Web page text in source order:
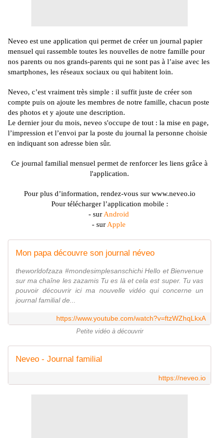
Neveo est une application qui permet de créer un journal papier
mensuel qui rassemble toutes les nouvelles de notre famille pour
nos parents ou nos grands-parents qui ne sont pas à l’aise avec les
smartphones, les réseaux sociaux ou qui habitent loin.
Neveo, c’est vraiment très simple : il suffit juste de créer son
compte puis on ajoute les membres de notre famille, chacun poste
des photos et y ajoute une description.
Le dernier jour du mois, neveo s'occupe de tout : la mise en page,
l’impression et l’envoi par la poste du journal la personne choisie
en indiquant son adresse bien sûr.
Ce journal familial mensuel permet de renforcer les liens grâce à
l'application.
Pour plus d’information, rendez-vous sur www.neveo.io
Pour télécharger l’application mobile :
- sur Android
- sur Apple
Mon papa découvre son journal néveo
theworldofzaza #mondesimplesanschichi Hello et Bienvenue
sur ma chaîne les zazamis Tu es là et cela est super. Tu vas
pouvoir découvrir ici ma nouvelle vidéo qui concerne un
journal familial de...
https://www.youtube.com/watch?v=ftzWZhqLkxA
Petite vidéo à découvrir
Neveo - Journal familial
https://neveo.io